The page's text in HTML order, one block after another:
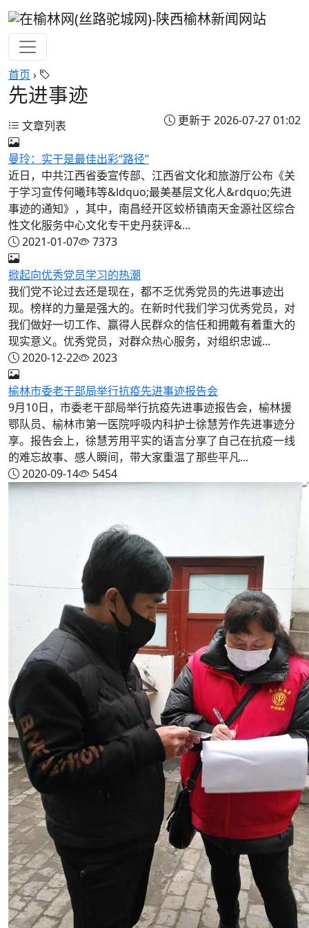
首页 ›
先进事迹
更新于 2026-07-27 01:02
文章列表
曼玲：实干是最佳出彩“路径”
近日，中共江西省委宣传部、江西省文化和旅游厅公布《关
于学习宣传何曦玮等&ldquo;最美基层文化人&rdquo;先进
事迹的通知》，其中，南昌经开区蛟桥镇南天金源社区综合
性文化服务中心文化专干史丹获评&...
2021-01-07
7373
掀起向优秀党员学习的热潮
我们党不论过去还是现在，都不乏优秀党员的先进事迹出
现。榜样的力量是强大的。在新时代我们学习优秀党员，对
我们做好一切工作、赢得人民群众的信任和拥戴有着重大的
现实意义。优秀党员，对群众热心服务，对组织忠诚...
2020-12-22
2023
榆林市委老干部局举行抗疫先进事迹报告会
9月10日，市委老干部局举行抗疫先进事迹报告会，榆林援
鄂队员、榆林市第一医院呼吸内科护士徐慧芳作先进事迹分
享。报告会上，徐慧芳用平实的语言分享了自己在抗疫一线
的难忘故事、感人瞬间，带大家重温了那些平凡...
2020-09-14
5454